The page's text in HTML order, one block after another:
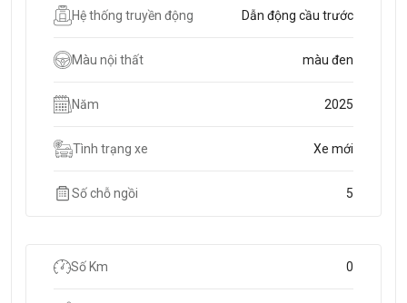
Hệ thống truyền động Dẫn động cầu trước
Màu nội thất màu đen
Năm 2025
Tình trạng xe Xe mới
Số chỗ ngồi 5
Số Km 0